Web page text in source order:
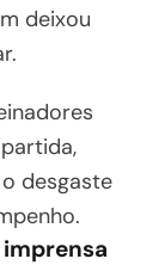
deixou
desgaste